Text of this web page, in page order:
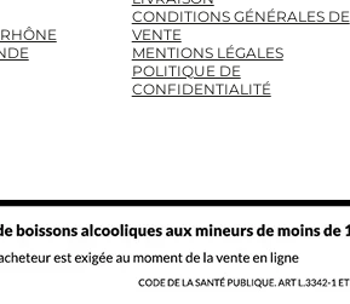
CONDITIONS GÉNÉRALES DE
VENTE
MENTIONS LÉGALES
POLITIQUE DE
CONFIDENTIALITÉ